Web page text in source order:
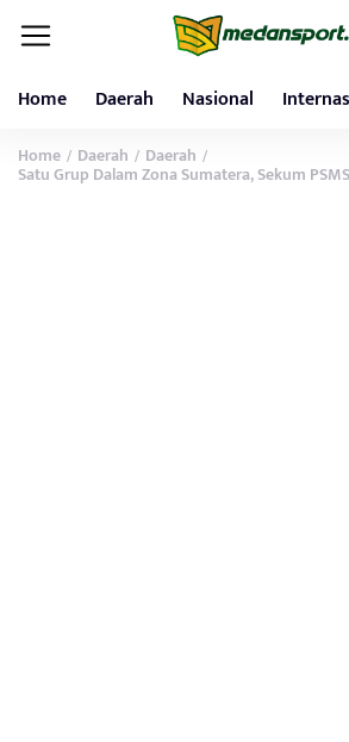
Home Daerah Nasional
Home / Daerah / Daerah /
Satu Grup Dalam Zona Sumatera, Sekum